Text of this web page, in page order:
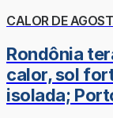
CALOR DE
Rondônia
calor, sol
isolada;